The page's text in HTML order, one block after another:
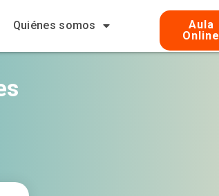
Quiénes somos
Aula
Online